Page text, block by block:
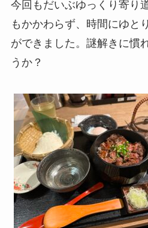
今回もだいぶゆっくり寄り
もかかわらず、時間にゆと
ができました。謎解きに慣
うか？